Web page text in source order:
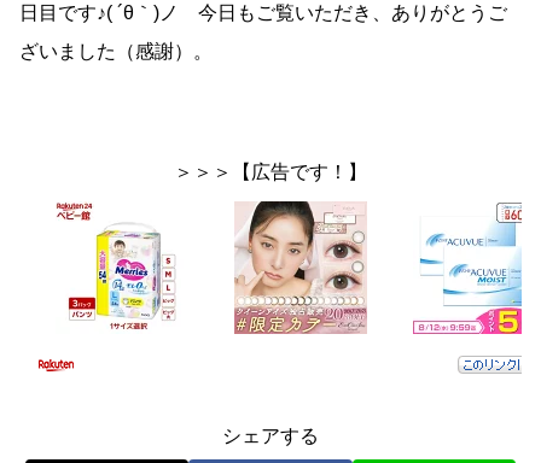
日目です♪( ´θ｀)ノ 今日もご覧いただき、ありがとうご
ざいました（感謝）。
＞＞＞【広告です！】
シェアする